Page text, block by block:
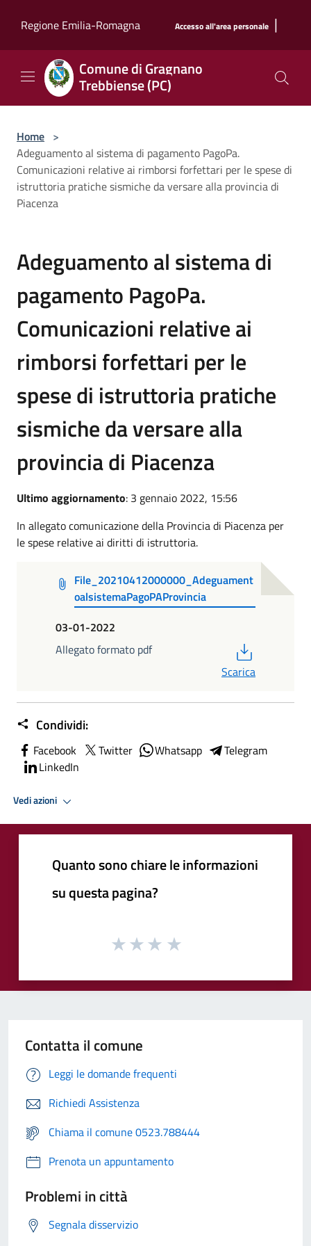
Regione Emilia-Romagna
Accesso all'area personale |
Comune di Gragnano
Trebbiense (PC)
Home >
Adeguamento al sistema di pagamento PagoPa.
Comunicazioni relative ai rimborsi forfettari per le spese di
istruttoria pratiche sismiche da versare alla provincia di
Piacenza
Adeguamento al sistema di
pagamento PagoPa.
Comunicazioni relative ai
rimborsi forfettari per le
spese di istruttoria pratiche
sismiche da versare alla
provincia di Piacenza
Ultimo aggiornamento: 3 gennaio 2022, 15:56
In allegato comunicazione della Provincia di Piacenza per
le spese relative ai diritti di istruttoria.
File_20210412000000_Adeguament
oalsistemaPagoPAProvincia
03-01-2022
Allegato formato pdf
Scarica
Condividi:
Facebook Twitter Whatsapp
Telegram
LinkedIn
Vedi azioni
Quanto sono chiare le informazioni
su questa pagina?
Contatta il comune
Leggi le domande frequenti
Richiedi Assistenza
Chiama il comune 0523.788444
Prenota un appuntamento
Problemi in città
Segnala disservizio